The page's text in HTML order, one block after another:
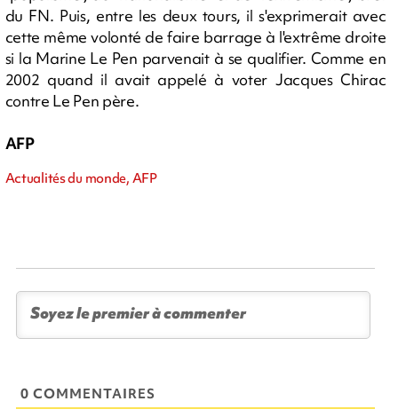
du FN. Puis, entre les deux tours, il s'exprimerait avec
cette même volonté de faire barrage à l'extrême droite
si la Marine Le Pen parvenait à se qualifier. Comme en
2002 quand il avait appelé à voter Jacques Chirac
contre Le Pen père.
AFP
Actualités du monde, AFP
0 COMMENTAIRES